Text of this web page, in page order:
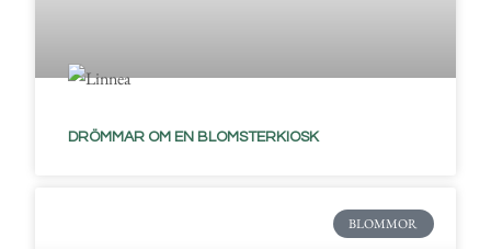
DRÖMMAR OM EN BLOMSTERKIOSK
BLOMMOR